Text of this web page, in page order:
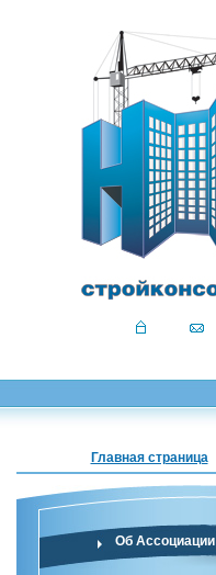
Главная страница
Об Ассоциации